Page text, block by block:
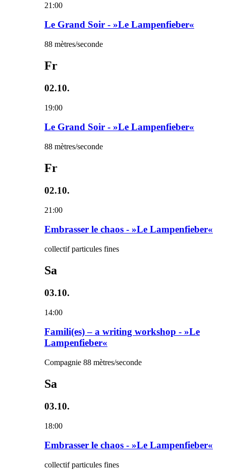
21:00
Le Grand Soir - »Le Lampenfieber«
88 mètres/seconde
Fr
02.10.
19:00
Le Grand Soir - »Le Lampenfieber«
88 mètres/seconde
Fr
02.10.
21:00
Embrasser le chaos - »Le Lampenfieber«
collectif particules fines
Sa
03.10.
14:00
Famili(es) – a writing workshop - »Le
Lampenfieber«
Compagnie 88 mètres/seconde
Sa
03.10.
18:00
Embrasser le chaos - »Le Lampenfieber«
collectif particules fines